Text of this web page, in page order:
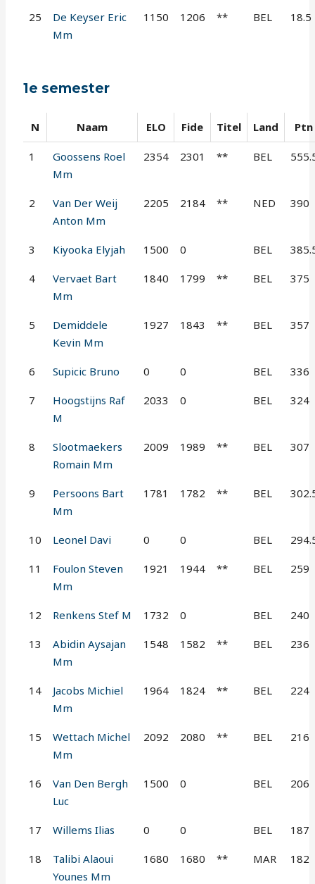
25
De Keyser Eric
Mm
1150 1206 ** BEL 18.5
1e semester
N Naam ELO Fide Titel Land Ptn
1
Goossens Roel
Mm
2354 2301 ** BEL
2
Van Der Weij
Anton Mm
2205 2184 ** NED 390
3 Kiyooka Elyjah 1500 0 BEL
4
Vervaet Bart
Mm
1840 1799 ** BEL 375
5
Demiddele
Kevin Mm
1927 1843 ** BEL 357
6 Supicic Bruno 0 0 BEL 336
7
Hoogstijns Raf
M
2033 0 BEL 324
8
Slootmaekers
Romain Mm
2009 1989 ** BEL 307
9
Persoons Bart
Mm
1781 1782 ** BEL
10 Leonel Davi 0 0 BEL
11
Foulon Steven
Mm
1921 1944 ** BEL 259
12 Renkens Stef M 1732 0 BEL 240
13
Abidin Aysajan
Mm
1548 1582 ** BEL 236
14
Jacobs Michiel
Mm
1964 1824 ** BEL 224
15
Wettach Michel
Mm
2092 2080 ** BEL 216
16
Van Den Bergh
Luc
1500 0 BEL 206
17 Willems Ilias 0 0 BEL 187
18
Talibi Alaoui
Younes Mm
1680 1680 ** MAR 182